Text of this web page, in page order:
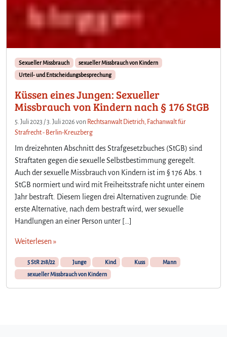
Sexueller Missbrauch
sexueller Missbrauch von Kindern
Urteil- und Entscheidungsbesprechung
Küssen eines Jungen: Sexueller
Missbrauch von Kindern nach § 176 StGB
5. Juli 2023 /3. Juli 2026 von Rechtsanwalt Dietrich, Fachanwalt für
Strafrecht - Berlin-Kreuzberg
Im dreizehnten Abschnitt des Strafgesetzbuches (StGB) sind
Straftaten gegen die sexuelle Selbstbestimmung geregelt.
Auch der sexuelle Missbrauch von Kindern ist im § 176 Abs. 1
StGB normiert und wird mit Freiheitsstrafe nicht unter einem
Jahr bestraft. Diesem liegen drei Alternativen zugrunde: Die
erste Alternative, nach dem bestraft wird, wer sexuelle
Handlungen an einer Person unter […]
Weiterlesen »
5 StR 218/22 Junge Kind Kuss
Mann
sexueller Missbrauch von Kindern